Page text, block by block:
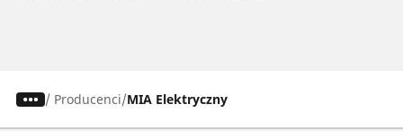
/ Producenci MIA Elektryczny